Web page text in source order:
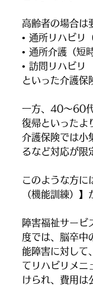
高齢者の場合は
• 通所リハビリ
• 通所介護（短
• 訪問リハビリ
といった介護保
一方、40〜60
復帰といったよ
介護保険では小
るなど対応が限
このような方に
（機能訓練）】
障害福祉サービ
度では、脳卒中
能障害に対して
てリハビリメニ
けられ、費用は